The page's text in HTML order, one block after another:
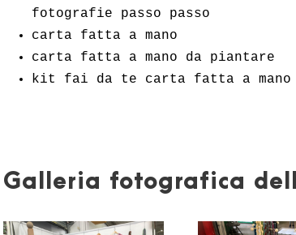
fotografie passo passo
carta fatta a mano
carta fatta a mano da piantare
kit fai da te carta fatta a mano
Galleria fotografica